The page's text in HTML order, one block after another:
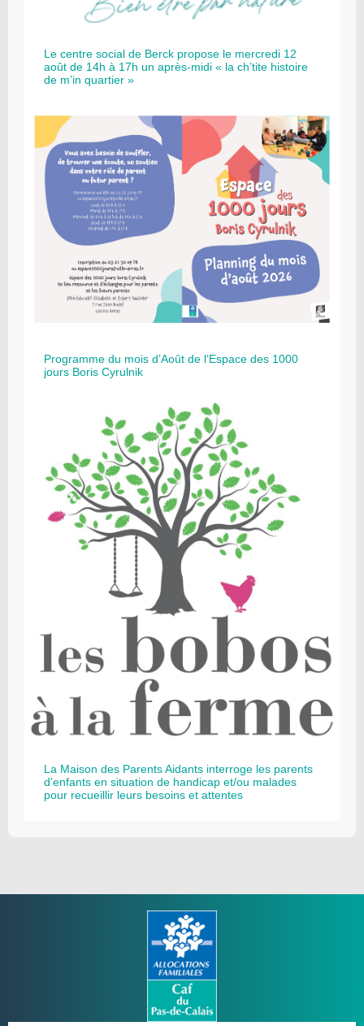
Le centre social de Berck propose le mercredi 12
août de 14h à 17h un après-midi « la ch’tite histoire
de m’in quartier »
Programme du mois d’Août de l’Espace des 1000
jours Boris Cyrulnik
La Maison des Parents Aidants interroge les parents
d’enfants en situation de handicap et/ou malades
pour recueillir leurs besoins et attentes